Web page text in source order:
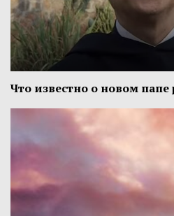
Что известно о новом